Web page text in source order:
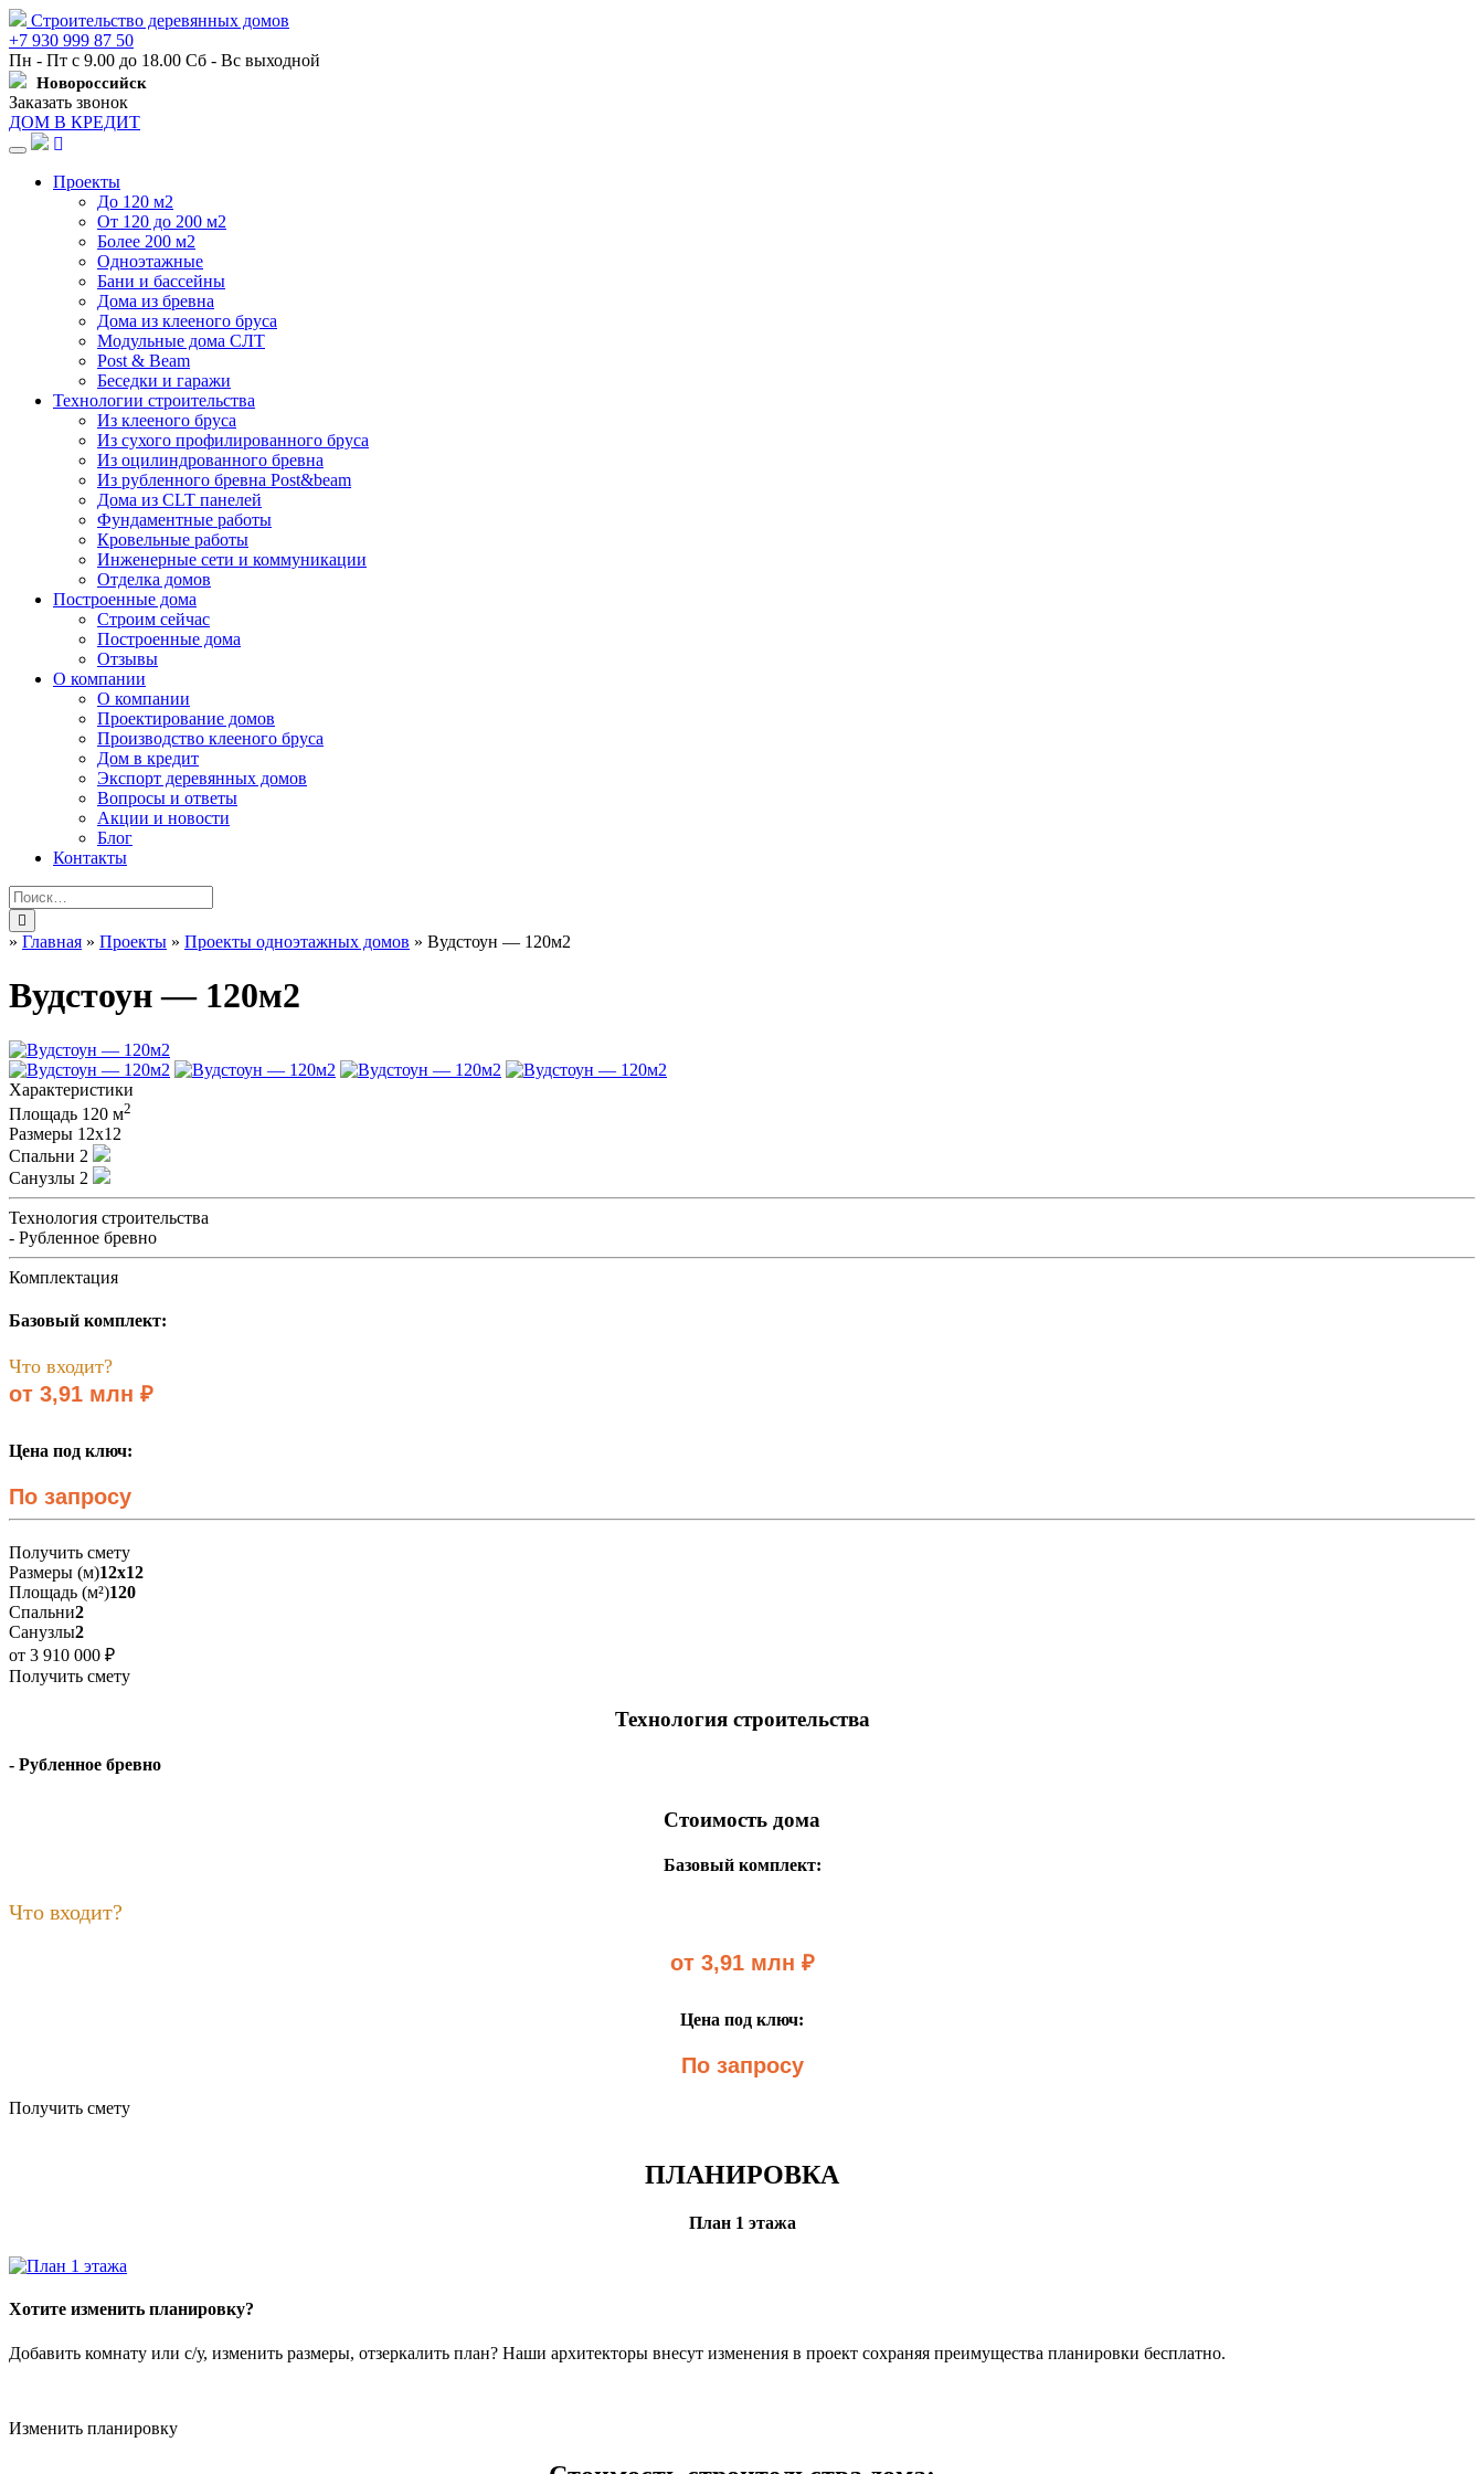
Строительство деревянных домов
+7 930 999 87 50
Пн - Пт с 9.00 до 18.00 Сб - Вс выходной
Новороссийск
Заказать звонок
ДОМ В КРЕДИТ
Навигация
Проекты
До 120 м2
От 120 до 200 м2
Более 200 м2
Одноэтажные
Бани и бассейны
Дома из бревна
Дома из клееного бруса
Модульные дома СЛТ
Post & Beam
Беседки и гаражи
Технологии строительства
Из клееного бруса
Из сухого профилированного бруса
Из оцилиндрованного бревна
Из рубленного бревна Post&beam
Дома из CLT панелей
Фундаментные работы
Кровельные работы
Инженерные сети и коммуникации
Отделка домов
Построенные дома
Строим сейчас
Построенные дома
Отзывы
О компании
О компании
Проектирование домов
Производство клееного бруса
Дом в кредит
Экспорт деревянных домов
Вопросы и ответы
Акции и новости
Блог
Контакты
» Главная » Проекты » Проекты одноэтажных домов » Вудстоун — 120м2
Вудстоун — 120м2
Характеристики
Площадь 120 м2
Размеры 12х12
Спальни 2
Санузлы 2
Технология строительства
- Рубленное бревно
Комплектация
Базовый комплект:
Что входит?
от 3,91 млн ₽
Цена под ключ:
По запросу
Получить смету
Размеры (м)12х12
Площадь (м²)120
Спальни2
Санузлы2
от 3 910 000 ₽
Получить смету
Технология строительства
- Рубленное бревно
Стоимость дома
Базовый комплект:
Что входит?
от 3,91 млн ₽
Цена под ключ:
По запросу
Получить смету
ПЛАНИРОВКА
План 1 этажа
Хотите изменить планировку?
Добавить комнату или с/у, изменить размеры, отзеркалить план? Наши архитекторы внесут изменения в проект сохраняя преимущества планировки бесплатно.
Изменить планировку